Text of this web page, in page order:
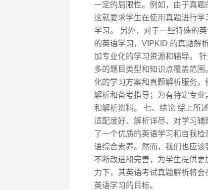
一定的局限性。例如，由于真题
这就要求学生在使用真题进行
学习。 另外，对于一些特殊的
的英语学习，VIPKID 的真题解
加专业化的学习资源和辅导。
多的题目类型和知识点覆盖范
化的学习方案和真题解析服务
解析和备考指导；为有特定专
和解析资料。 七、结论 综上所
适配度好、解析详尽、对学习
了一个优质的英语学习和自我
语综合素养。然而，我们也应
不断改进和完善，为学生提供
力下，其英语考试真题解析将
英语学习的目标。